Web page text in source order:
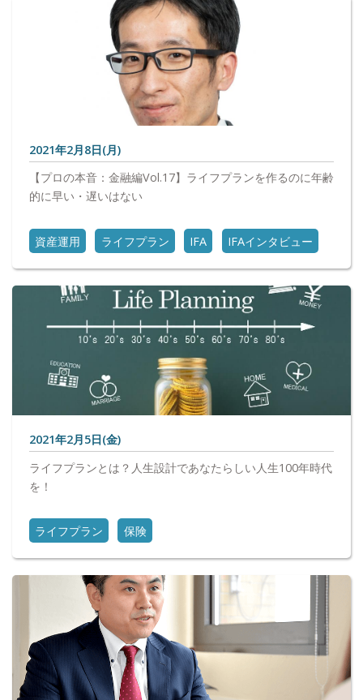
2021年2月8日(月)
【プロの本音：金融編Vol.17】ライフプランを作るのに年齢
的に早い・遅いはない
資産運用 ライフプラン IFA IFAインタビュー
2021年2月5日(金)
ライフプランとは？人生設計であなたらしい人生100年時代
を！
ライフプラン 保険